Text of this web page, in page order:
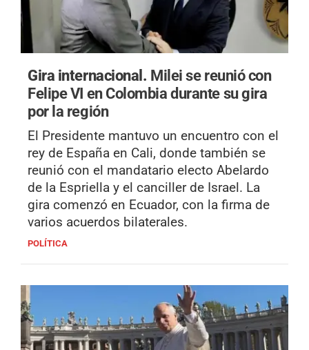
Gira internacional. Milei se reunió con
Felipe VI en Colombia durante su gira
por la región
El Presidente mantuvo un encuentro con el
rey de España en Cali, donde también se
reunió con el mandatario electo Abelardo
de la Espriella y el canciller de Israel. La
gira comenzó en Ecuador, con la firma de
varios acuerdos bilaterales.
POLÍTICA